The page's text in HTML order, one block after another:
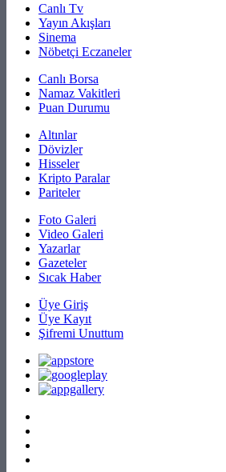
Canlı Tv
Yayın Akışları
Sinema
Nöbetçi Eczaneler
Canlı Borsa
Namaz Vakitleri
Puan Durumu
Altınlar
Dövizler
Hisseler
Kripto Paralar
Pariteler
Foto Galeri
Video Galeri
Yazarlar
Gazeteler
Sıcak Haber
Üye Giriş
Üye Kayıt
Şifremi Unuttum